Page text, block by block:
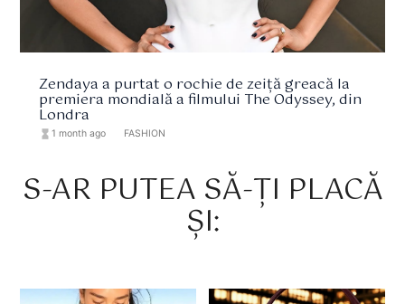
Zendaya a purtat o rochie de zeiță greacă la
premiera mondială a filmului The Odyssey, din
Londra
hourglass_full 1 month ago FASHION
S-AR PUTEA SĂ-ȚI PLACĂ
ȘI: